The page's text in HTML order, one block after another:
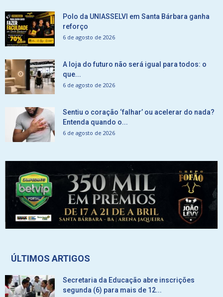
Polo da UNIASSELVI em Santa Bárbara ganha
reforço
6 de agosto de 2026
A loja do futuro não será igual para todos: o
que...
6 de agosto de 2026
Sentiu o coração ‘falhar’ ou acelerar do nada?
Entenda quando o...
6 de agosto de 2026
ÚLTIMOS ARTIGOS
Secretaria da Educação abre inscrições
segunda (6) para mais de 12...